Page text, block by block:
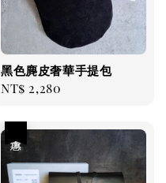
黑色麂皮奢華手提包
Regular
NT$ 2,280